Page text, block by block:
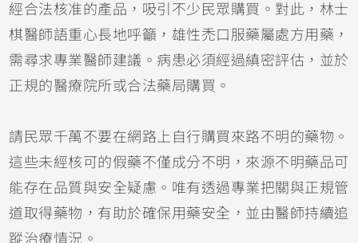
經合法核准的產品，吸引不少民眾購買。對此，林士
棋醫師語重心長地呼籲，雄性禿口服藥屬處方用藥，
需尋求專業醫師建議。病患必須經過縝密評估，並於
正規的醫療院所或合法藥局購買。
請民眾千萬不要在網路上自行購買來路不明的藥物。
這些未經核可的假藥不僅成分不明，來源不明藥品可
能存在品質與安全疑慮。唯有透過專業把關與正規管
道取得藥物，有助於確保用藥安全，並由醫師持續追
蹤治療情況。